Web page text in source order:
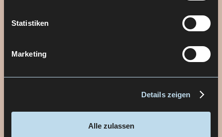
Statistiken
Marketing
Details zeigen
Alle zulassen